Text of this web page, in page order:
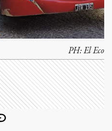
PH:El Eco